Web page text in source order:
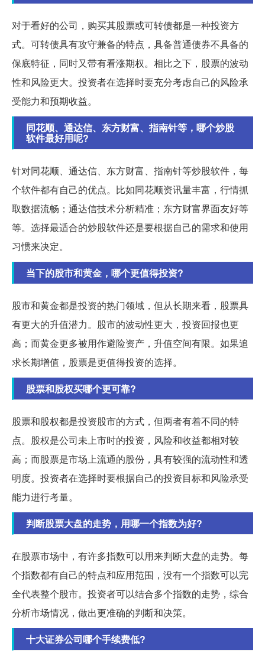
对于看好的公司，购买其股票或可转债都是一种投资方
式。可转债具有攻守兼备的特点，具备普通债券不具备的
保底特征，同时又带有看涨期权。相比之下，股票的波动
性和风险更大。投资者在选择时要充分考虑自己的风险承
受能力和预期收益。
同花顺、通达信、东方财富、指南针等，哪个炒股
软件最好用呢?
针对同花顺、通达信、东方财富、指南针等炒股软件，每
个软件都有自己的优点。比如同花顺资讯量丰富，行情抓
取数据流畅；通达信技术分析精准；东方财富界面友好等
等。选择最适合的炒股软件还是要根据自己的需求和使用
习惯来决定。
当下的股市和黄金，哪个更值得投资?
股市和黄金都是投资的热门领域，但从长期来看，股票具
有更大的升值潜力。股市的波动性更大，投资回报也更
高；而黄金更多被用作避险资产，升值空间有限。如果追
求长期增值，股票是更值得投资的选择。
股票和股权买哪个更可靠?
股票和股权都是投资股市的方式，但两者有着不同的特
点。股权是公司未上市时的投资，风险和收益都相对较
高；而股票是市场上流通的股份，具有较强的流动性和透
明度。投资者在选择时要根据自己的投资目标和风险承受
能力进行考量。
判断股票大盘的走势，用哪一个指数为好?
在股票市场中，有许多指数可以用来判断大盘的走势。每
个指数都有自己的特点和应用范围，没有一个指数可以完
全代表整个股市。投资者可以结合多个指数的走势，综合
分析市场情况，做出更准确的判断和决策。
十大证券公司哪个手续费低?